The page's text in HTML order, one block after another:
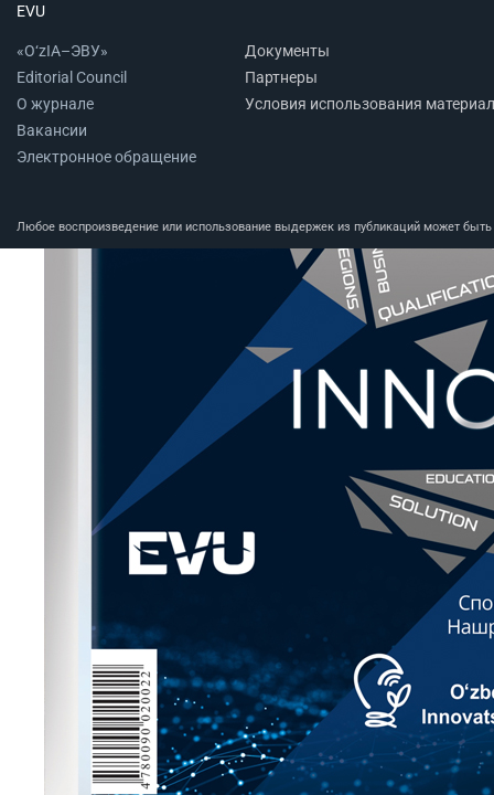
EVU
«O‘zIA–ЭВУ»
Editorial Council
О журнале
Вакансии
Электронное обращение
Документы
Партнеры
Условия использования
Любое воспроизведение или использование выдержек из публикаций может